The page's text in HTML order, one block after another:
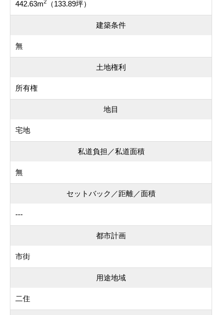
442.63m2 （133.89坪）
建築条件
無
土地権利
所有権
地目
宅地
私道負担／私道面積
無
セットバック／距離／面積
---
都市計画
市街
用途地域
二住